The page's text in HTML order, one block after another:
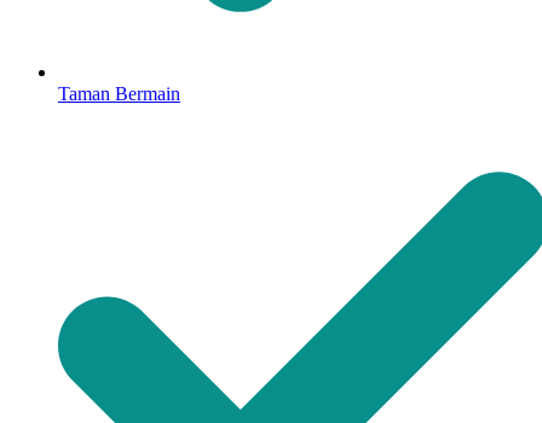
Taman Bermain